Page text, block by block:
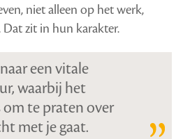
niet alleen op het werk,
zit in hun karakter.
een vitale
waarbij het
om te praten over
met je gaat.